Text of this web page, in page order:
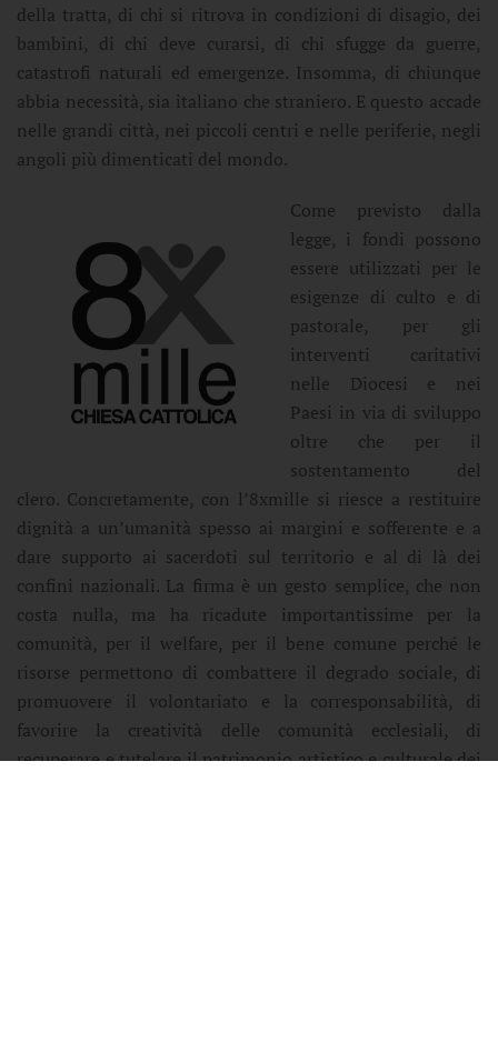
della tratta, di chi si ritrova in condizioni di disagio, dei
bambini, di chi deve curarsi, di chi sfugge da guerre,
catastrofi naturali ed emergenze. Insomma, di chiunque
abbia necessità, sia italiano che straniero. E questo accade
nelle grandi città, nei piccoli centri e nelle periferie, negli
angoli più dimenticati del mondo.
Come previsto dalla
legge, i fondi possono
essere utilizzati per le
esigenze di culto e di
pastorale, per gli
interventi caritativi
nelle Diocesi e nei
Paesi in via di sviluppo
oltre che per il
sostentamento del
clero. Concretamente, con l’8xmille si riesce a restituire
dignità a un’umanità spesso ai margini e sofferente e a
dare supporto ai sacerdoti sul territorio e al di là dei
confini nazionali. La firma è un gesto semplice, che non
costa nulla, ma ha ricadute importantissime per la
comunità, per il welfare, per il bene comune perché le
risorse permettono di combattere il degrado sociale, di
promuovere il volontariato e la corresponsabilità, di
favorire la creatività delle comunità ecclesiali, di
recuperare e tutelare il patrimonio artistico e culturale dei